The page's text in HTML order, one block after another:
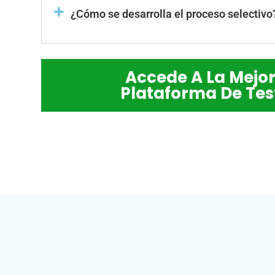
¿Cómo se desarrolla el proceso
Accede A La Mejor
Plataforma De